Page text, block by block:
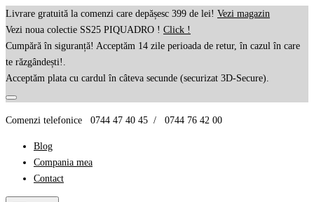
Livrare gratuită la comenzi care depășesc 399 de lei! Vezi magazin
Vezi noua colectie SS25 PIQUADRO ! Click !
Cumpără în siguranță! Acceptăm 14 zile perioada de retur, în cazul în care
te răzgândești!.
Acceptăm plata cu cardul în câteva secunde (securizat 3D-Secure).
Comenzi telefonice 0744 47 40 45 / 0744 76 42 00
Blog
Compania mea
Contact